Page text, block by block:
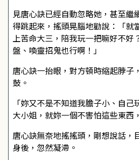
見唐心訣已經自動忽略她，甚至繼
得跳起來，搖頭晃腦地勸說：「就
上苦命大三，陪我玩一把嘛好不好
盤、喚靈招鬼也行啊！」
唐心訣一抬眼，對方頓時縮起脖子
鼓。
「妳又不是不知道我膽子小、自
大小姐，就妳一個不害怕這些東西
唐心訣無奈地搖搖頭，剛想說話，
身後，忽然凝滯。